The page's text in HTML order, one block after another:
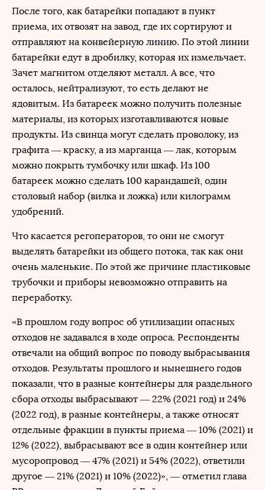
После того, как батарейки попадают в пункт
приема, их отвозят на завод, где их сортируют и
отправляют на конвейерную линию. По этой линии
батарейки едут в дробилку, которая их измельчает.
Зачет магнитом отделяют металл. А все, что
осталось, нейтрализуют, то есть делают не
ядовитым. Из батареек можно получить полезные
материалы, из которых изготавливаются новые
продукты. Из свинца могут сделать проволоку, из
графита — краску, а из марганца — лак, которым
можно покрыть тумбочку или шкаф. Из 100
батареек можно сделать 100 карандашей, один
столовый набор (вилка и ложка) или килограмм
удобрений.
Что касается регоператоров, то они не смогут
выделять батарейки из общего потока, так как они
очень маленькие. По этой же причине пластиковые
трубочки и приборы невозможно отправить на
переработку.
«В прошлом году вопрос об утилизации опасных
отходов не задавался в ходе опроса. Респонденты
отвечали на общий вопрос по поводу выбрасывания
отходов. Результаты прошлого и нынешнего годов
показали, что в разные контейнеры для раздельного
сбора отходы выбрасывают — 22% (2021 год) и 24%
(2022 год), в разные контейнеры, а также относят
отдельные фракции в пункты приема — 10% (2021) и
12% (2022), выбрасывают все в один контейнер или
мусоропровод — 47% (2021) и 54% (2022), ответили
другое — 21% (2021) и 10% (2022)», — отметил глава